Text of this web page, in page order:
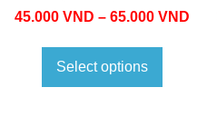
45.000 VND – 65.000 VND
Select options